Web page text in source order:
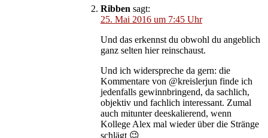
Ribben sagt:
25. Mai 2016 um 7:45 Uhr
Und das erkennst du obwohl du angeblich
ganz selten hier reinschaust.
Und ich widerspreche da gern: die
Kommentare von @kreislerjun finde ich
jedenfalls gewinnbringend, da sachlich,
objektiv und fachlich interessant. Zumal
auch mitunter deeskalierend, wenn
Kollege Alex mal wieder über die Stränge
schlägt 😉